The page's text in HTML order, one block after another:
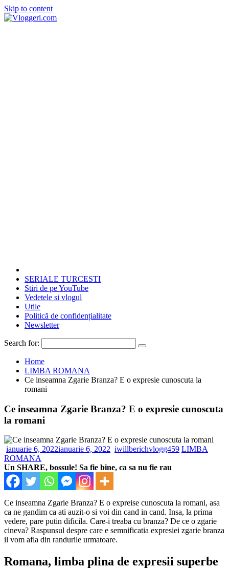
Skip to content
SERIALE TURCESTI
Stiri de pe YouTube
Vedetele si vlogul
Utile
Politică de confidențialitate
Newsletter
Search for:
Home
LIMBA ROMANA
Ce inseamna Zgarie Branza? E o expresie cunoscuta la
romani
Ce inseamna Zgarie Branza? E o expresie cunoscuta
la romani
ianuarie 6, 2022ianuarie 6, 2022 iwillberichvlogg459 LIMBA
ROMANA
Un SHARE, bossule! Sa fie bine, ca sa nu fie rau
Ce inseamna Zgarie Branza? E o expreise cunoscuta la romani, asa
ca ne gandim ca ati auzit-o si voi din cand in cand. Insa, la prima
vedere, pare putin dificila. Care-i treaba cu branza? De ce o zgarie
cineva? Raspunsul despre care e semnificatia expresiei zgarie branza
il vom afla din randurile urmatoare.
Romana, limba plina de expresii superbe